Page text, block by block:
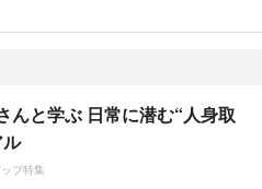
んと学ぶ 日常に潜む“人身取
プ特集